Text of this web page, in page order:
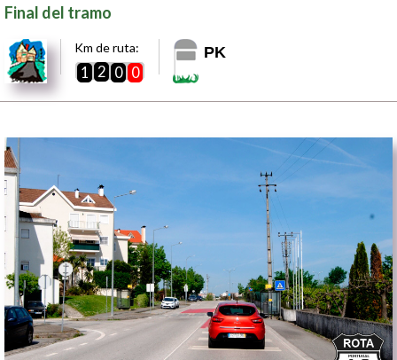
Final del tramo
Km de ruta:
1 2 0 0
PK